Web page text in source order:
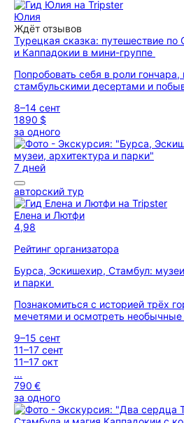
Юлия
Ждёт отзывов
Турецкая сказка: путешествие по
и Каппадокии в мини-группе
Попробовать себя в роли гончара,
стамбульскими десертами и
8–14 сент
1890 $
за одного
7 дней
авторский тур
Елена и Лютфи
4,98
Рейтинг организатора
Бурса, Эскишехир, Стамбул:
и парки
Познакомиться с историей трёх
мечетями и осмотреть необычные
9–15 сент
11–17 сент
11–17 окт
...
790 €
за одного